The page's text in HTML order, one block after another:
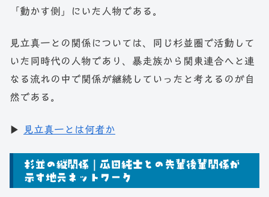
「動かす側」にいた人物である。
見立真一との関係については、同じ杉並圏で活動して
いた同時代の人物であり、暴走族から関東連合へと連
なる流れの中で関係が継続していったと考えるのが自
然である。
▶ 見立真一とは何者か
杉並の縦関係｜瓜田純士との先輩後輩関係が
示す地元ネットワーク